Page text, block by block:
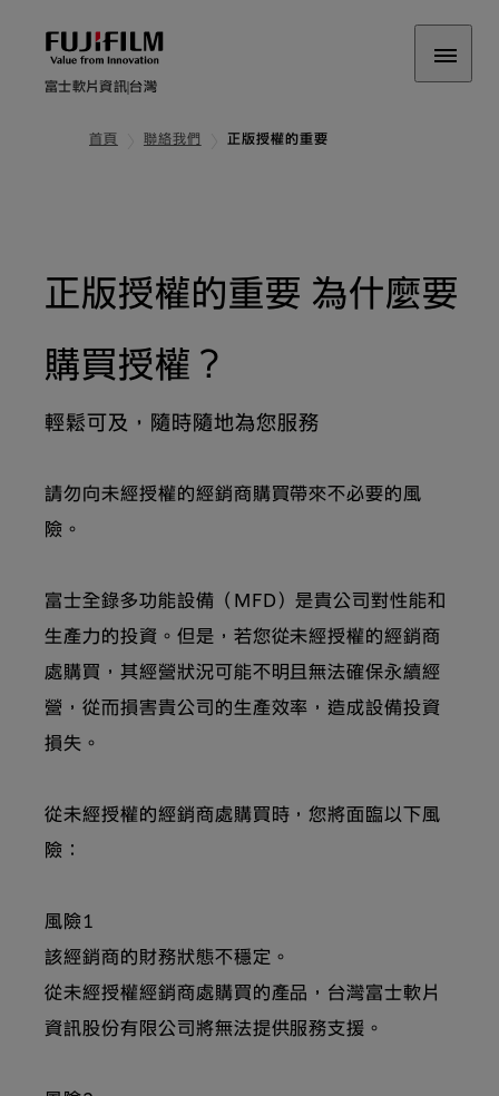
富士軟片資訊 台灣
首頁 聯絡我們 正版授權的重要
正版授權的重要 為什麼要
購買授權？
輕鬆可及，隨時隨地為您服務
請勿向未經授權的經銷商購買帶來不必要的風
險。
富士全錄多功能設備（MFD）是貴公司對性能和
生產力的投資。但是，若您從未經授權的經銷商
處購買，其經營狀況可能不明且無法確保永續經
營，從而損害貴公司的生產效率，造成設備投資
損失。
從未經授權的經銷商處購買時，您將面臨以下風
險：
風險1
該經銷商的財務狀態不穩定。
從未經授權經銷商處購買的產品，台灣富士軟片
資訊股份有限公司將無法提供服務支援。